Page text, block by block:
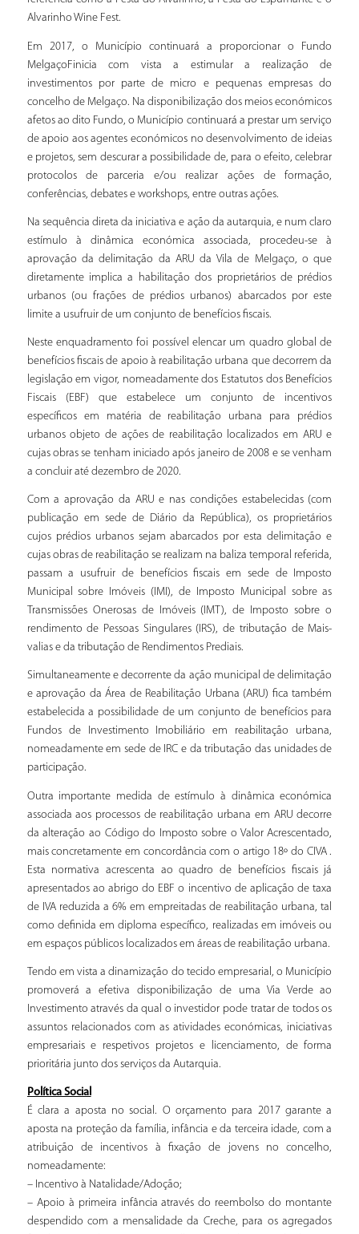
Alvarinho Wine Fest.
Em 2017, o Município continuará a proporcionar o Fundo
MelgaçoFinicia com vista a estimular a realização de
investimentos por parte de micro e pequenas empresas do
concelho de Melgaço. Na disponibilização dos meios económicos
afetos ao dito Fundo, o Município continuará a prestar um serviço
de apoio aos agentes económicos no desenvolvimento de ideias
e projetos, sem descurar a possibilidade de, para o efeito, celebrar
protocolos de parceria e/ou realizar ações de formação,
conferências, debates e workshops, entre outras ações.
Na sequência direta da iniciativa e ação da autarquia, e num claro
estímulo à dinâmica económica associada, procedeu-se à
aprovação da delimitação da ARU da Vila de Melgaço, o que
diretamente implica a habilitação dos proprietários de prédios
urbanos (ou frações de prédios urbanos) abarcados por este
limite a usufruir de um conjunto de benefícios fiscais.
Neste enquadramento foi possível elencar um quadro global de
benefícios fiscais de apoio à reabilitação urbana que decorrem da
legislação em vigor, nomeadamente dos Estatutos dos Benefícios
Fiscais (EBF) que estabelece um conjunto de incentivos
específicos em matéria de reabilitação urbana para prédios
urbanos objeto de ações de reabilitação localizados em ARU e
cujas obras se tenham iniciado após janeiro de 2008 e se venham
a concluir até dezembro de 2020.
Com a aprovação da ARU e nas condições estabelecidas (com
publicação em sede de Diário da República), os proprietários
cujos prédios urbanos sejam abarcados por esta delimitação e
cujas obras de reabilitação se realizam na baliza temporal referida,
passam a usufruir de benefícios fiscais em sede de Imposto
Municipal sobre Imóveis (IMI), de Imposto Municipal sobre as
Transmissões Onerosas de Imóveis (IMT), de Imposto sobre o
rendimento de Pessoas Singulares (IRS), de tributação de Mais-
valias e da tributação de Rendimentos Prediais.
Simultaneamente e decorrente da ação municipal de delimitação
e aprovação da Área de Reabilitação Urbana (ARU) fica também
estabelecida a possibilidade de um conjunto de benefícios para
Fundos de Investimento Imobiliário em reabilitação urbana,
nomeadamente em sede de IRC e da tributação das unidades de
participação.
Outra importante medida de estímulo à dinâmica económica
associada aos processos de reabilitação urbana em ARU decorre
da alteração ao Código do Imposto sobre o Valor Acrescentado,
mais concretamente em concordância com o artigo 18º do CIVA .
Esta normativa acrescenta ao quadro de benefícios fiscais já
apresentados ao abrigo do EBF o incentivo de aplicação de taxa
de IVA reduzida a 6% em empreitadas de reabilitação urbana, tal
como definida em diploma específico, realizadas em imóveis ou
em espaços públicos localizados em áreas de reabilitação urbana.
Tendo em vista a dinamização do tecido empresarial, o Município
promoverá a efetiva disponibilização de uma Via Verde ao
Investimento através da qual o investidor pode tratar de todos os
assuntos relacionados com as atividades económicas, iniciativas
empresariais e respetivos projetos e licenciamento, de forma
prioritária junto dos serviços da Autarquia.
Política Social
É clara a aposta no social. O orçamento para 2017 garante a
aposta na proteção da família, infância e da terceira idade, com a
atribuição de incentivos à fixação de jovens no concelho,
nomeadamente:
– Incentivo à Natalidade/Adoção;
– Apoio à primeira infância através do reembolso do montante
despendido com a mensalidade da Creche, para os agregados